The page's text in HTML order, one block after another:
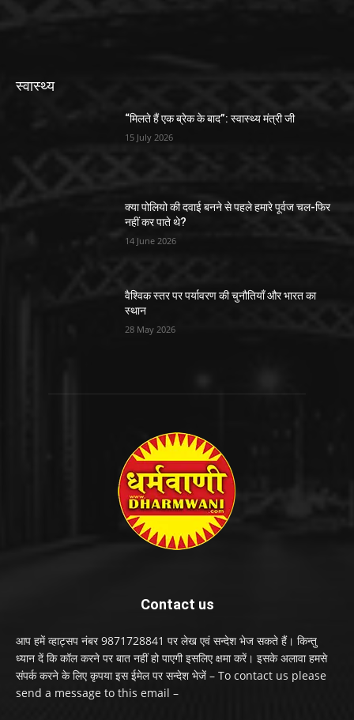
स्वास्थ्य
“मिलते हैं एक ब्रेक के बाद”: स्वास्थ्य मंत्री जी
15 July 2026
क्या पोलियो की दवाई बनने से पहले हमारे पूर्वज चल-फिर
नहीं कर पाते थे?
14 June 2026
वैश्विक स्तर पर पर्यावरण की चुनौतियाँ और भारत का
स्थान
28 May 2026
Contact us
आप हमें व्हाट्सप नंबर 9871728841 पर लेख एवं सन्देश भेज सकते हैं। किन्तु
ध्यान दें कि कॉल करने पर बात नहीं हो पाएगी इसलिए क्षमा करें। इसके अलावा हमसे
संपर्क करने के लिए कृपया इस ईमेल पर सन्देश भेजें – To contact us please
send a message to this email –